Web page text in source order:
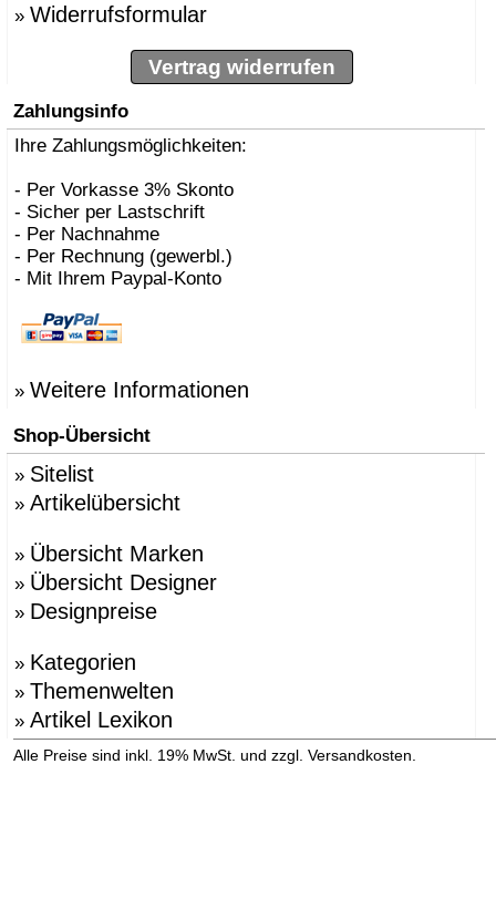
» Widerrufsformular
Vertrag widerrufen
Zahlungsinfo
Ihre Zahlungsmöglichkeiten:
- Per Vorkasse 3% Skonto
- Sicher per Lastschrift
- Per Nachnahme
- Per Rechnung (gewerbl.)
- Mit Ihrem Paypal-Konto
» Weitere Informationen
Shop-Übersicht
» Sitelist
» Artikelübersicht
» Übersicht Marken
» Übersicht Designer
» Designpreise
» Kategorien
» Themenwelten
» Artikel Lexikon
Alle Preise sind inkl. 19% MwSt. und zzgl. Versandkosten.